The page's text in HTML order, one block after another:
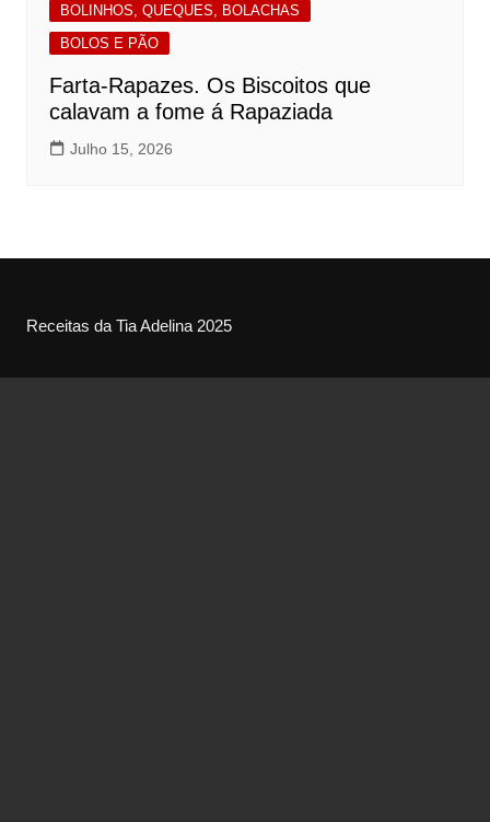
BOLINHOS, QUEQUES, BOLACHAS
BOLOS E PÃO
Farta-Rapazes. Os Biscoitos que
calavam a fome á Rapaziada
Julho 15, 2026
Receitas da Tia Adelina 2025